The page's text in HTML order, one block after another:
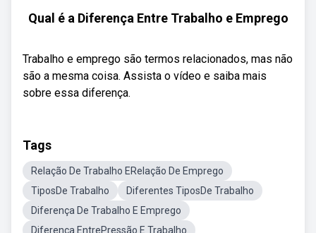
Qual é a Diferença Entre Trabalho e Emprego
Trabalho e emprego são termos relacionados, mas não
são a mesma coisa. Assista o vídeo e saiba mais
sobre essa diferença.
Tags
Relação De Trabalho ERelação De Emprego
TiposDe Trabalho
Diferentes TiposDe Trabalho
Diferença De Trabalho E Emprego
Diferença EntrePressão E Trabalho